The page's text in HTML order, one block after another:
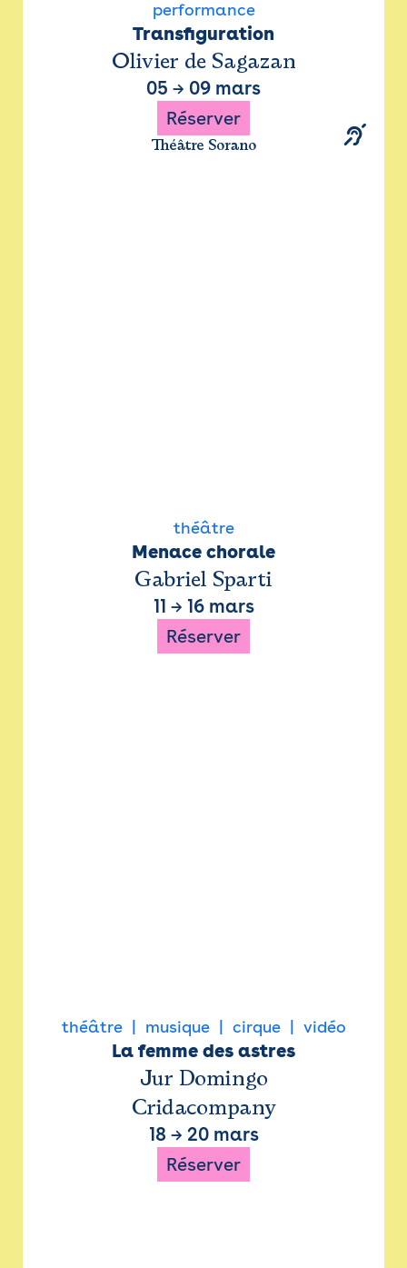
performance
Transfiguration
Olivier de Sagazan
05 → 09 mars
Réserver
Théâtre Sorano
théâtre
Menace chorale
Gabriel Sparti
11 → 16 mars
Réserver
théâtre musique cirque vidéo
La femme des astres
Jur Domingo
Cridacompany
18 → 20 mars
Réserver